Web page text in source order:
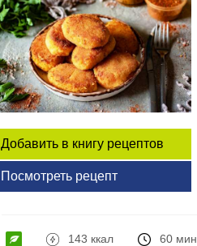
Добавить в книгу рецептов
Посмотреть рецепт
143 ккал 60 мин